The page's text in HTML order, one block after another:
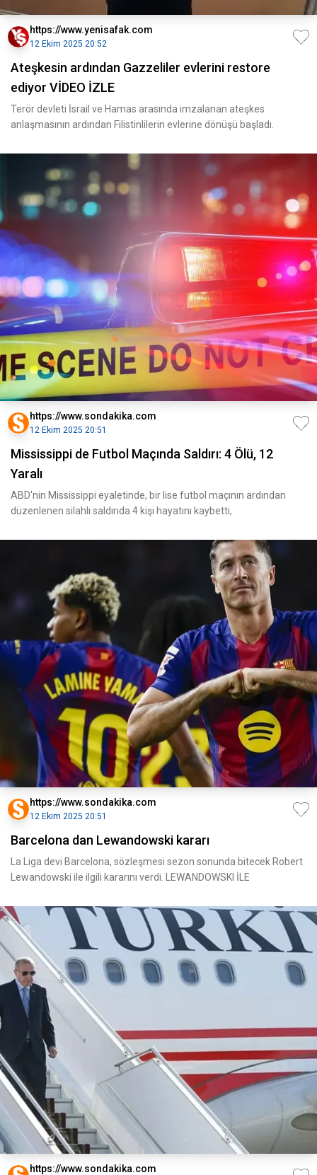
https://www.yenisafak.com
12 Ekim 2025 20:52
Ateşkesin ardından Gazzeliler evlerini restore
ediyor VİDEO İZLE
Terör devleti İsrail ve Hamas arasında imzalanan ateşkes
anlaşmasının ardından Filistinlilerin evlerine dönüşü başladı.
https://www.sondakika.com
12 Ekim 2025 20:51
Mississippi de Futbol Maçında Saldırı: 4 Ölü, 12
Yaralı
ABD'nin Mississippi eyaletinde, bir lise futbol maçının ardından
düzenlenen silahlı saldırıda 4 kişi hayatını kaybetti,
https://www.sondakika.com
12 Ekim 2025 20:51
Barcelona dan Lewandowski kararı
La Liga devi Barcelona, sözleşmesi sezon sonunda bitecek Robert
Lewandowski ile ilgili kararını verdi. LEWANDOWSKI İLE
https://www.sondakika.com